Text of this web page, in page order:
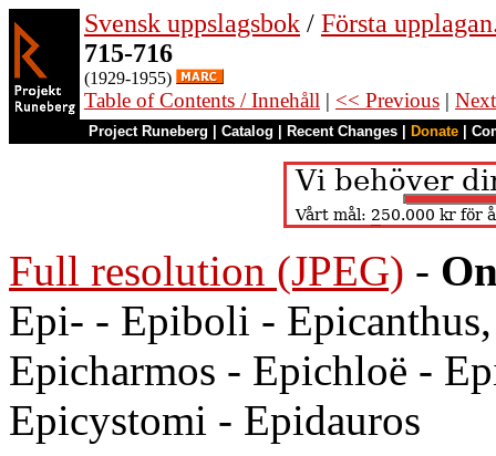
Svensk uppslagsbok / Första
715-716
(1929-1955)
Table of Contents / Innehåll | << Previous |
Project Runeberg Catalog Recent Changes Donate
Full resolution (JPEG) -
Epi- - Epiboli -
Epicharmos - Epichloë -
Epicystomi - Epidauros